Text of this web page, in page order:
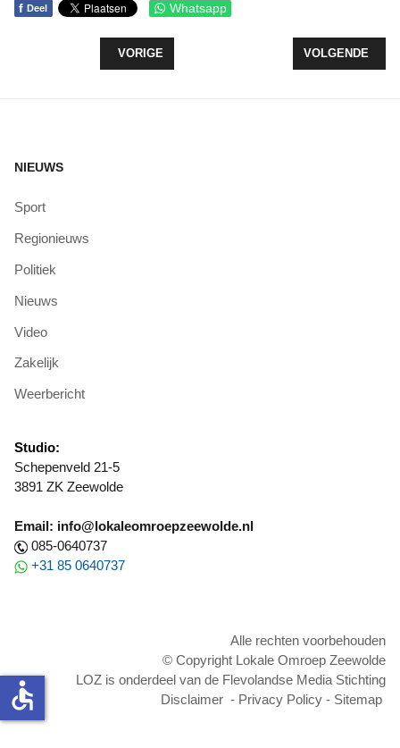
f Deel Whatsapp
VORIG ARTIKEL: GEMEENTE DEELT
VORIGE VOLGENDE
VOLGENDE
NIEUWS
Sport
Regionieuws
Politiek
Nieuws
Video
Zakelijk
Weerbericht
Studio:
Schepenveld 21-5
3891 ZK Zeewolde
Email: info@lokaleomroepzeewolde.nl
085-0640737
+31 85 0640737
Alle rechten voorbehouden
© Copyright Lokale Omroep Zeewolde
LOZ is onderdeel van de Flevolandse Media Stichting
Disclaimer - Privacy Policy - Sitemap
accessible